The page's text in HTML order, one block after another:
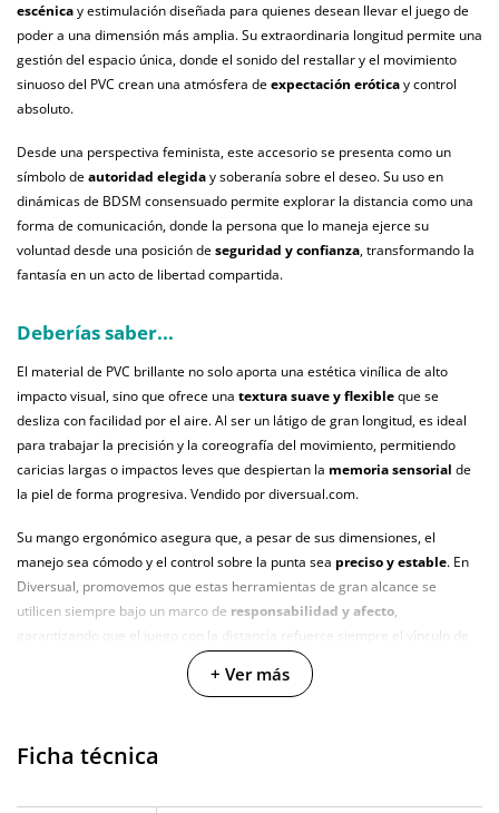
escénicay estimulación diseñada para quienes desean llevar el juego de
poder a una dimensión más amplia. Su extraordinaria longitud permite una
gestión del espacio única, donde el sonido del restallar y el movimiento
sinuoso del PVC crean una atmósfera deexpectación eróticay control
absoluto.
Desde una perspectiva feminista, este accesorio se presenta como un
símbolo deautoridad elegiday soberanía sobre el deseo. Su uso en
dinámicas de BDSM consensuado permite explorar la distancia como una
forma de comunicación, donde la persona que lo maneja ejerce su
voluntad desde una posición deseguridad y confianza, transformando la
fantasía en un acto de libertad compartida.
Deberías saber...
El material de PVC brillante no solo aporta una estética vinílica de alto
impacto visual, sino que ofrece una textura suave y flexibleque se
desliza con facilidad por el aire. Al ser un látigo de gran longitud, es ideal
para trabajar la precisión y la coreografía del movimiento, permitiendo
caricias largas o impactos leves que despiertan la memoria sensorial de
la piel de forma progresiva. Vendido por diversual.com.
Su mango ergonómico asegura que, a pesar de sus dimensiones, el
manejo sea cómodo y el control sobre la punta sea preciso y estable. En
Diversual, promovemos que estas herramientas de gran alcance se
utilicen siempre bajo un marco de responsabilidad y afecto,
garantizando que el juego con la distancia refuerce siempre el vínculo de
respeto mutuo y el consentimiento entusiasta entre las partes.
Longitud extraordinaria de
+ Ver más
Ficha técnica